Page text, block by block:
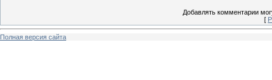
Добавлять комментарии
[
Полная версия сайта